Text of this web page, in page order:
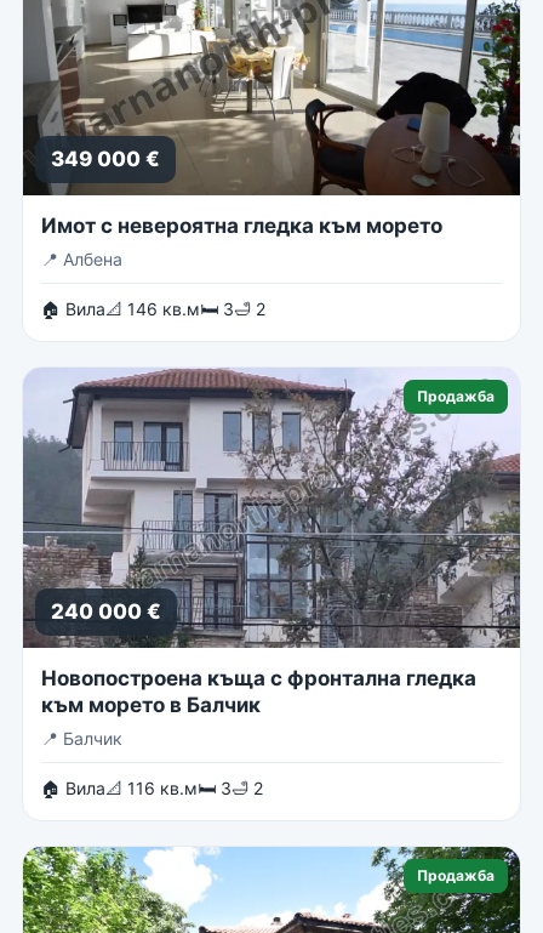
349 000 €
Имот с невероятна гледка към морето
📍 Албена
🏠 Вила📐 146 кв.м🛏 3🛁 2
Продажба
240 000 €
Новопостроена къща с фронтална гледка
към морето в Балчик
📍 Балчик
🏠 Вила📐 116 кв.м🛏 3🛁 2
Продажба